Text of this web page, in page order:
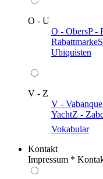
O - U
O - ObersP -
Rabattmarke
Ubiquisten
V - Z
V - Vabanque
YachtZ -
Vokabular
Kontakt
Impressum *